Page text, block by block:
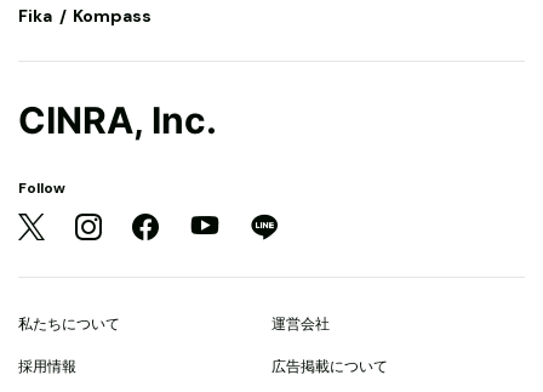
Fika Kompass
CINRA, Inc.
Follow
私たちについて 運営会社
採用情報 広告掲載について